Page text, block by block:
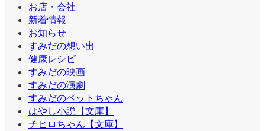
お店・会社
新着情報
お知らせ
すみだの想い出
健康レシピ
すみだの映画
すみだの演劇
すみだのペットちゃん
はやし小説【文庫】
チヒロちゃん【文庫】